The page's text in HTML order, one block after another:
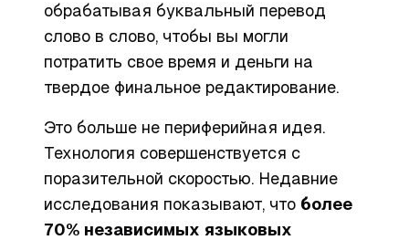
обрабатывая буквальный перевод
слово в слово, чтобы вы могли
потратить свое время и деньги на
твердое финальное редактирование.
Это больше не периферийная идея.
Технология совершенствуется с
поразительной скоростью. Недавние
исследования показывают, что более
70% независимых языковых